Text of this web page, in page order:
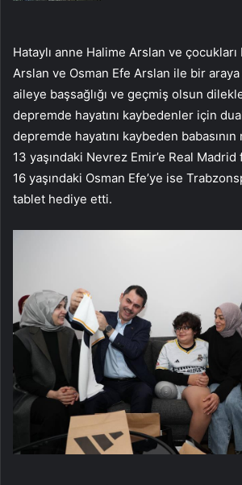
Hataylı anne Halime Arslan ve
Arslan ve Osman Efe Arslan ile bir
aileye başsağlığı ve geçmiş olsun
depremde hayatını kaybedenler için
depremde hayatını kaybeden babasının
13 yaşındaki Nevrez Emir’e Real
16 yaşındaki Osman Efe’ye ise
tablet hediye etti.